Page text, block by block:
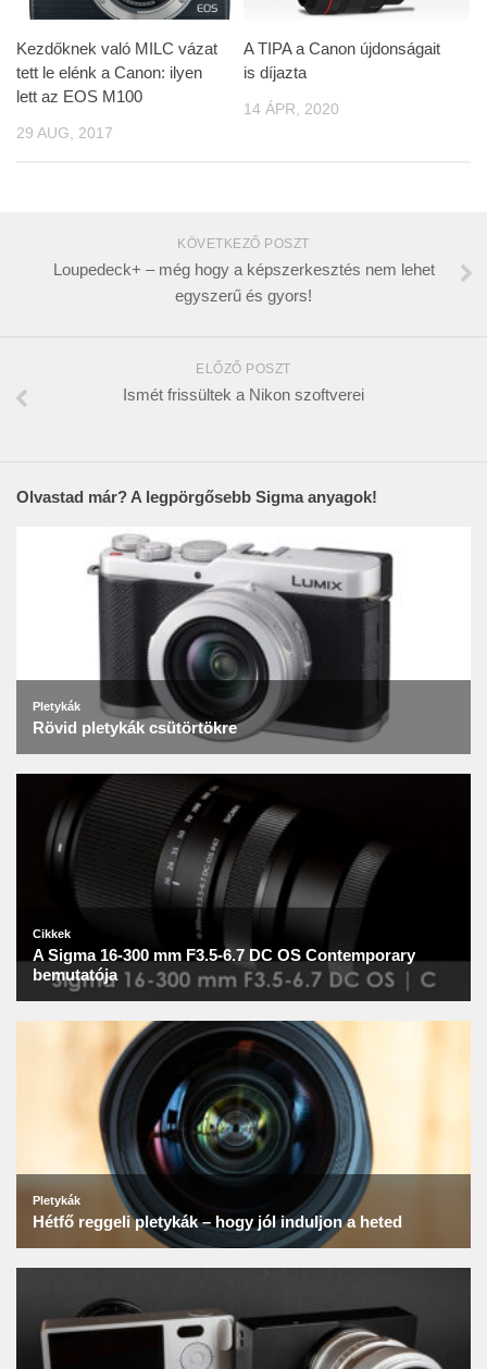
Kezdőknek való MILC vázat
tett le elénk a Canon: ilyen
lett az EOS M100
29 AUG, 2017
A TIPA a Canon újdonságait
is díjazta
14 ÁPR, 2020
KÖVETKEZŐ POSZT
Loupedeck+ – még hogy a képszerkesztés nem lehet
egyszerű és gyors!
ELŐZŐ POSZT
Ismét frissültek a Nikon szoftverei
Olvastad már? A legpörgősebb Sigma anyagok!